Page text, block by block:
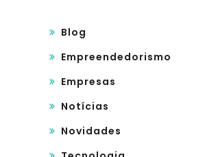
Blog
Empreendedorismo
Empresas
Notícias
Novidades